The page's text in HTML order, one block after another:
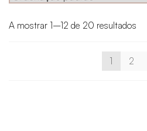
A mostrar 1–12 de 20 resultados
1 2